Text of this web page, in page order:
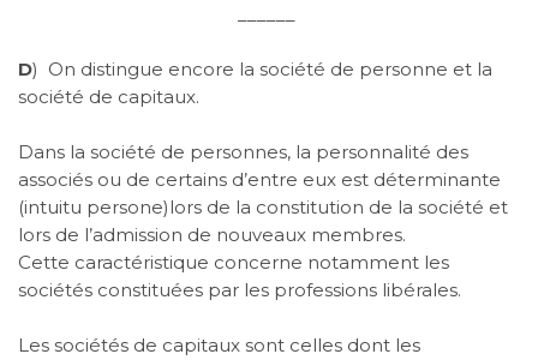
D) On distingue encore la société de personne et la
société de capitaux.
Dans la société de personnes, la personnalité des
associés ou de certains d’entre eux est déterminante
(intuitu persone)lors de la constitution de la société et
lors de l’admission de nouveaux membres.
Cette caractéristique concerne notamment les
sociétés constituées par les professions libérales.
Les sociétés de capitaux sont celles dont les